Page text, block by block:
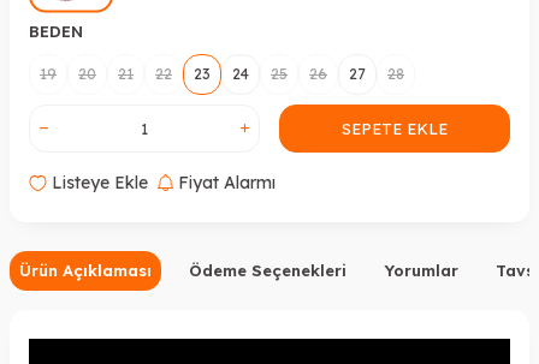
BEDEN
19 20 21 22 23 24 25 26 27 28
SEPETE EKLE
Listeye Ekle Fiyat Alarmı
Ürün Açıklaması Ödeme Seçenekleri Yorumlar